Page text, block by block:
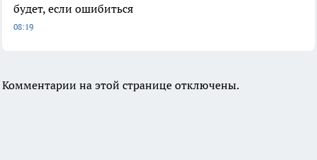
будет, если ошибиться
08:19
Комментарии на этой странице отключены.